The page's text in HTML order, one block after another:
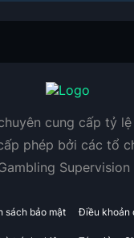
cung cấp tỷ lệ
phép bởi các tổ
sách bảo mật Điều khoản